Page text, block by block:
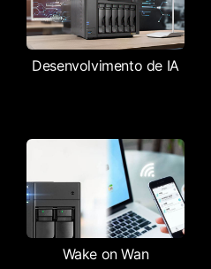
Desenvolvimento de IA
Wake on Wan